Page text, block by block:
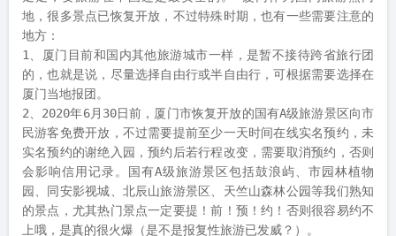
地，很多景点已恢复开放，不过特殊时期，也有一些需要注意的
地方：
1、厦门目前和国内其他旅游城市一样，是暂不接待跨省旅行团
的，也就是说，尽量选择自由行或半自由行，可根据需要选择在
厦门当地报团。
2、2020年6月30日前，厦门市恢复开放的国有A级旅游景区向市
民游客免费开放，不过需要提前至少一天时间在线实名预约，未
实名预约的谢绝入园，预约后若行程改变，需要取消预约，否则
会影响信用记录。国有A级旅游景区包括鼓浪屿、市园林植物
园、同安影视城、北辰山旅游景区、天竺山森林公园等我们熟知
的景点，尤其热门景点一定要提！前！预！约！否则很容易约不
上哦，是真的很火爆（是不是报复性旅游已发威？）。